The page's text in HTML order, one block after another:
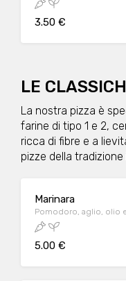
3.50 €
LE
La nostra pizza è
farine di tipo 1 e 2,
ricca di fibre e a
pizze della tradizione
Marinara
Pomodoro, aglio, olio
5.00 €